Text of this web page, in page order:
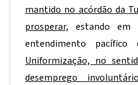
mantido no acórdão da
prosperar, estando em
entendimento pacífico
Uniformização, no
desemprego